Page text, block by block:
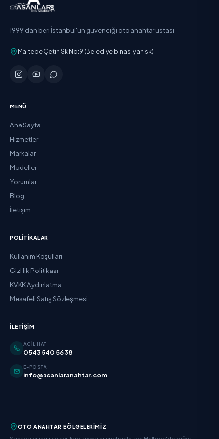
1999'dan beri İstanbul'un güvendiği oto anahtar ustası
Maltepe Çetin Sk No:9 (Belediye binası yan sk)
MENÜ
Ana Sayfa
Hizmetler
Markalar
Modeller
Yorumlar
Blog
İletişim
POLITIKALAR
Kullanım Koşulları
Gizlilik Politikası
KVKK Aydınlatma
Mesafeli Satış Sözleşmesi
İLETIŞIM
ACIL HAT
0543 540 56 38
E-POSTA
info@asanlaranahtar.com
OTO ANAHTAR BÖLGELERIMIZ